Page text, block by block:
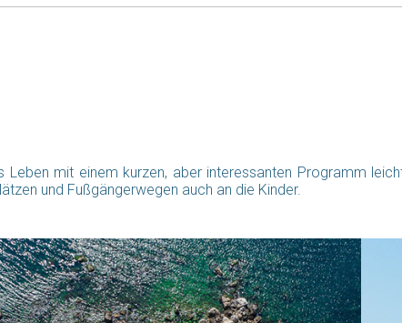
mit einem kurzen, aber interessanten Programm
und Fußgängerwegen auch an die Kinder.